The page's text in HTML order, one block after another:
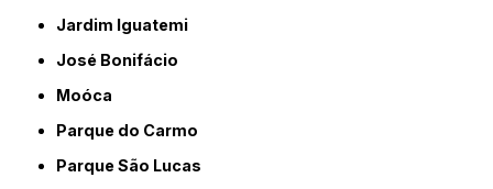
Jardim Iguatemi
José Bonifácio
Moóca
Parque do Carmo
Parque São Lucas